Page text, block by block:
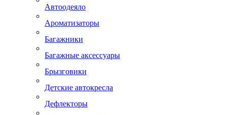
Автоодеяло
Ароматизаторы
Багажники
Багажные аксессуары
Брызговики
Детские автокресла
Дефлекторы